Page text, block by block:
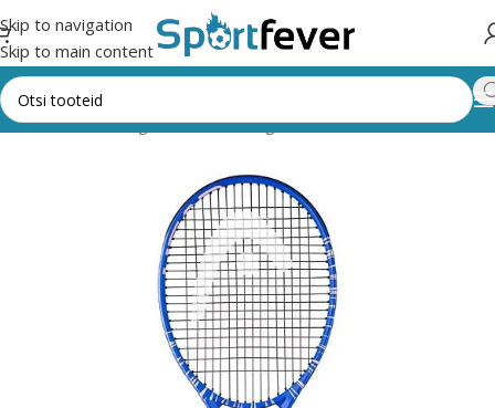
Skip to navigation
Skip to main content
Esileht Kõik kategooriad Pallimängud Tennis Tennisereketid